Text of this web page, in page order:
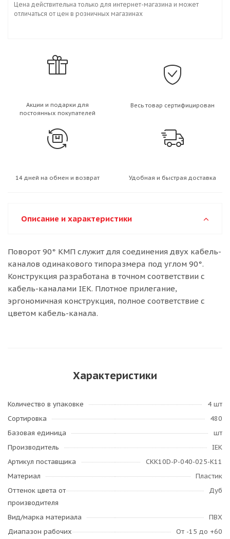
Цена действительна только для интернет-магазина и может
отличаться от цен в розничных магазинах
Акции и подарки для
постоянных покупателей
Весь товар сертифицирован
14 дней на обмен и возврат Удобная и быстрая доставка
Описание и характеристики
Поворот 90° КМП служит для соединения двух кабель-
каналов одинакового типоразмера под углом 90°.
Конструкция разработана в точном соответствии с
кабель-каналами IEK. Плотное прилегание,
эргономичная конструкция, полное соответствие с
цветом кабель-канала.
Характеристики
Количество в упаковке
4 шт
Сортировка
480
Базовая единица
шт
Производитель
IEK
Артикул поставщика
CKK10D-P-040-025-K11
Материал
Пластик
Оттенок цвета от
производителя
Дуб
Вид/марка материала
ПВХ
Диапазон рабочих
От -15 до +60